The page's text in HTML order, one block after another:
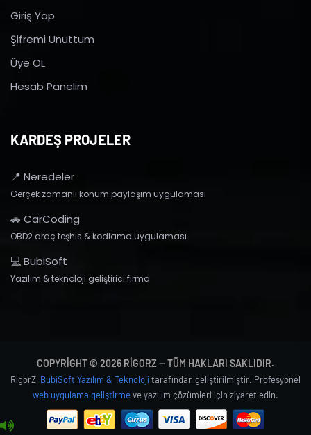
Giriş Yap
Şifremi Unuttum
Üye OL
Hesab Panelim
KARDEŞ PROJELER
📍 Neredeler
Gerçek zamanlı konum paylaşım uygulaması
🚗 CarCoding
OBD2 araç teşhis & kodlama uygulaması
💻 BubiSoft
Yazılım & teknoloji geliştirici firma
COPYRIGHT © 2026 RIGORZ — TÜM HAKLARI SAKLIDIR.
RigorZ, BubiSoft Yazılım & Teknoloji tarafından geliştirilmiştir. Profesyonel
web uygulama geliştirmeve yazılım çözümleri için ziyaret edin.